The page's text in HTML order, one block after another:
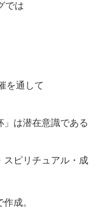
では
を通して
」は潜在意識である
スピリチュアル・成
成。